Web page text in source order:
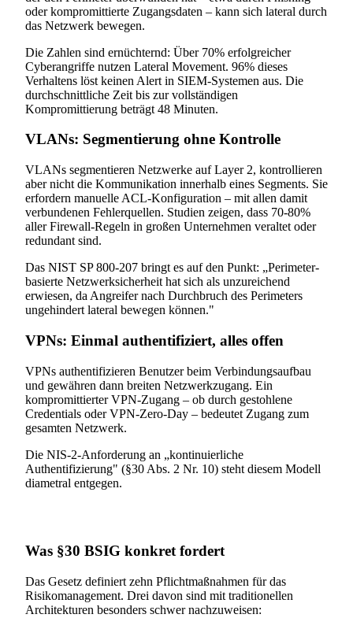
oder kompromittierte Zugangsdaten – kann sich lateral durch
das Netzwerk bewegen.
Die Zahlen sind ernüchternd: Über 70% erfolgreicher
Cyberangriffe nutzen Lateral Movement. 96% dieses
Verhaltens löst keinen Alert in SIEM-Systemen aus. Die
durchschnittliche Zeit bis zur vollständigen
Kompromittierung beträgt 48 Minuten.
VLANs: Segmentierung ohne Kontrolle
VLANs segmentieren Netzwerke auf Layer 2, kontrollieren
aber nicht die Kommunikation innerhalb eines Segments. Sie
erfordern manuelle ACL-Konfiguration – mit allen damit
verbundenen Fehlerquellen. Studien zeigen, dass 70-80%
aller Firewall-Regeln in großen Unternehmen veraltet oder
redundant sind.
Das NIST SP 800-207 bringt es auf den Punkt: „Perimeter-
basierte Netzwerksicherheit hat sich als unzureichend
erwiesen, da Angreifer nach Durchbruch des Perimeters
ungehindert lateral bewegen können."
VPNs: Einmal authentifiziert, alles offen
VPNs authentifizieren Benutzer beim Verbindungsaufbau
und gewähren dann breiten Netzwerkzugang. Ein
kompromittierter VPN-Zugang – ob durch gestohlene
Credentials oder VPN-Zero-Day – bedeutet Zugang zum
gesamten Netzwerk.
Die NIS-2-Anforderung an „kontinuierliche
Authentifizierung" (§30 Abs. 2 Nr. 10) steht diesem Modell
diametral entgegen.
Was §30 BSIG konkret fordert
Das Gesetz definiert zehn Pflichtmaßnahmen für das
Risikomanagement. Drei davon sind mit traditionellen
Architekturen besonders schwer nachzuweisen: